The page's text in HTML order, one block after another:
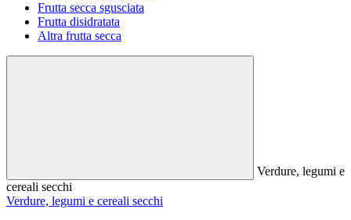
Frutta secca sgusciata
Frutta disidratata
Altra frutta secca
Verdure, legumi e
cereali secchi
Verdure, legumi e cereali secchi